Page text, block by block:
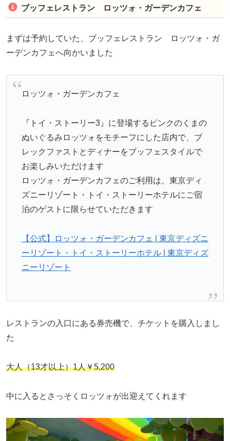
ブッフェレストラン ロッツォ・ガーデンカフェ
まずは予約していた、ブッフェレストラン ロッツォ・ガ
ーデンカフェへ向かいました
ロッツォ・ガーデンカフェ
『トイ・ストーリー3』に登場するピンクのくまの
ぬいぐるみロッツォをモチーフにした店内で、ブ
レックファストとディナーをブッフェスタイルで
お楽しみいただけます
ロッツォ・ガーデンカフェのご利用は、東京ディ
ズニーリゾート・トイ・ストーリーホテルにご宿
泊のゲストに限らせていただきます
【公式】ロッツォ・ガーデンカフェ | 東京ディズニ
ーリゾート・トイ・ストーリーホテル | 東京ディズ
ニーリゾート
レストランの入口にある券売機で、チケットを購入しまし
た
大人（13才以上）1人￥5,200
中に入るとさっそくロッツォが出迎えてくれます